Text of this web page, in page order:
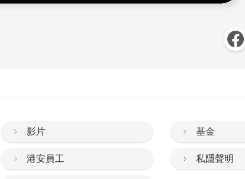
影片 基金
港安員工 私隱聲明